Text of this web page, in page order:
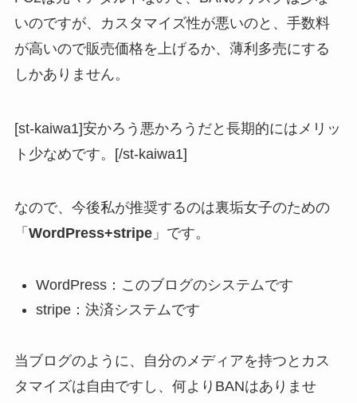
いのですが、カスタマイズ性が悪いのと、手数料
が高いので販売価格を上げるか、薄利多売にする
しかありません。
[st-kaiwa1]安かろう悪かろうだと長期的にはメリッ
ト少なめです。[/st-kaiwa1]
なので、今後私が推奨するのは裏垢女子のための
「 WordPress+stripe」です。
WordPress：このブログのシステムです
stripe：決済システムです
当ブログのように、自分のメディアを持つとカス
タマイズは自由ですし、何よりBANはありませ